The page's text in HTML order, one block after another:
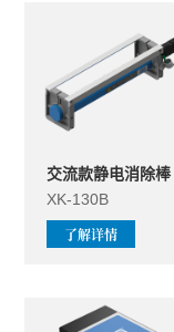
交流款静电消除棒
XK-130B
了解详情